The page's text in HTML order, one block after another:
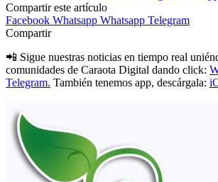
Compartir este artículo
Facebook Whatsapp Whatsapp Telegram
Compartir
📲 Sigue nuestras noticias en tiempo real
comunidades de Caraota Digital dando click:
Telegram. También tenemos app, descárgala: